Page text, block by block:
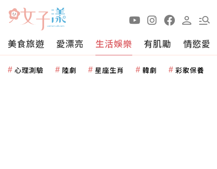
美食旅遊 愛漂亮 生活娛樂 有肌勵 情慾愛
心理測驗 陸劇 星座生肖 韓劇 彩妝保養